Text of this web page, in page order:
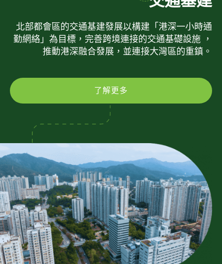
北部都會區的交通基建發展以構建「港深一小時通
勤網絡」為目標，完善跨境連接的交通基礎設施 ，
推動港深融合發展，並連接大灣區的重鎮。
了解更多